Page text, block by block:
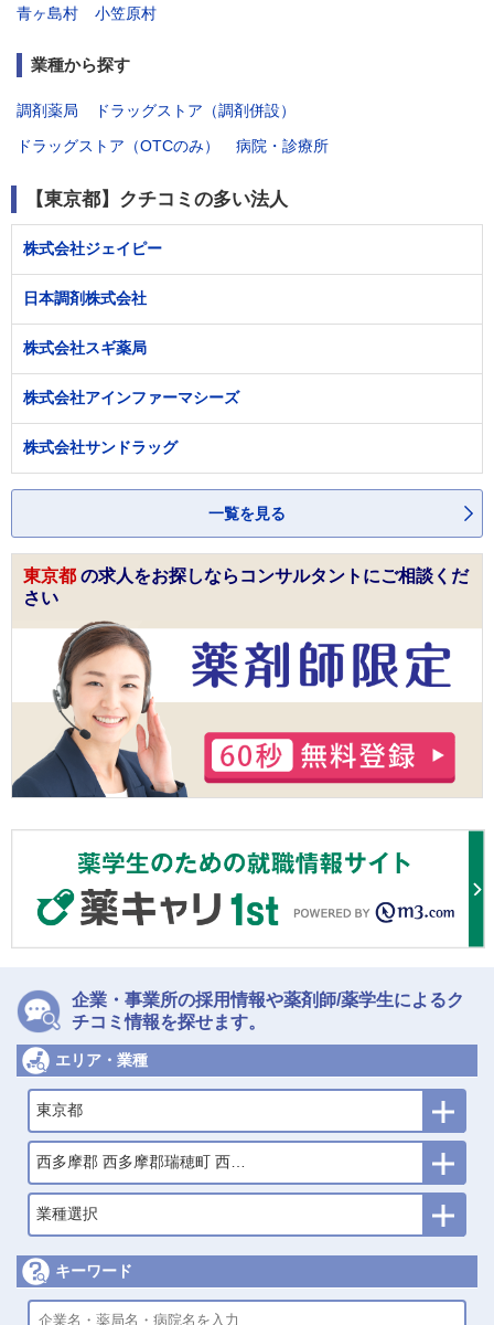
青ヶ島村 小笠原村
業種から探す
調剤薬局
ドラッグストア（調剤併設）
ドラッグストア（OTCのみ）
病院・診療所
【東京都】クチコミの多い法人
株式会社ジェイピー
日本調剤株式会社
株式会社スギ薬局
株式会社アインファーマシーズ
株式会社サンドラッグ
一覧を見る
東京都 の求人をお探しならコンサルタントにご相談くだ
さい
企業・事業所の採用情報や薬剤師/薬学生によるク
チコミ情報を探せます。
エリア・業種
東京都
西多摩郡 西多摩郡瑞穂町 西多摩郡日の出町 西多摩郡檜原村 西多
業種選択
キーワード